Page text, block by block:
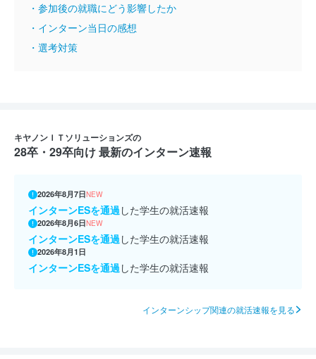
・参加後の就職にどう影響したか
・インターン当日の感想
・選考対策
キヤノンＩＴソリューションズの
28卒・29卒向け 最新のインターン速報
2026年8月7日NEW
インターンESを通過した学生の就活速報
2026年8月6日NEW
インターンESを通過した学生の就活速報
2026年8月1日
インターンESを通過した学生の就活速報
インターンシップ関連の就活速報を見る